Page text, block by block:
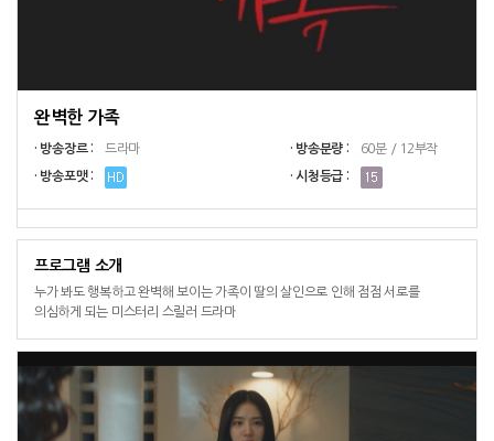
완벽한 가족
· 방송장르 : 드라마 · 방송분량 : 60분 / 12부작
· 방송포맷 : · 시청등급 :
프로그램 소개
누가 봐도 행복하고 완벽해 보이는 가족이 딸의 살인으로 인해 점점 서로를
의심하게 되는 미스터리 스릴러 드라마